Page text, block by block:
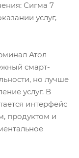
Сигма 7
услуг,
Атол
смарт-
но лучше
услуг. В
интерфейс
продуктом и